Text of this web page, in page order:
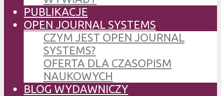
PUBLIKACJE
OPEN JOURNAL SYSTEMS
CZYM JEST OPEN JOURNAL
SYSTEMS?
OFERTA DLA CZASOPISM
NAUKOWYCH
BLOG WYDAWNICZY